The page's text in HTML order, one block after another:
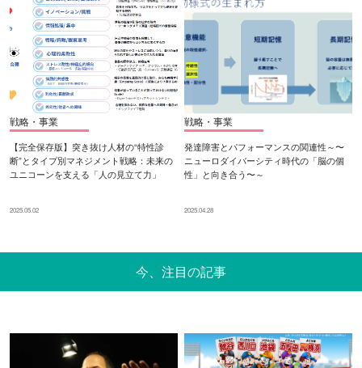
戦略・事業
【完全保存版】突き抜け人材の“特性診
断”とタイプ別マネジメント戦略：未来の
ユニコーンを支える「人の見立て力」
2025.05.02
戦略・事業
発達障害とパフォーマンスの関連性～〜
ニューロダイバーシティ時代の「脳の個
性」と向き合う〜～
2025.04.28
今、注目の記事